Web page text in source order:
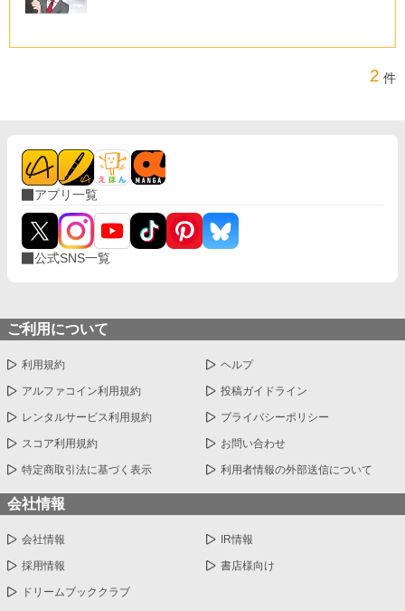
2 件
アプリ一覧
公式SNS一覧
ご利用について
利用規約 ヘルプ
アルファコイン利用規約 投稿ガイドライン
レンタルサービス利用規約 プライバシーポリシー
スコア利用規約 お問い合わせ
特定商取引法に基づく表示 利用者情報の外部送信について
会社情報
会社情報 IR情報
採用情報 書店様向け
ドリームブッククラブ